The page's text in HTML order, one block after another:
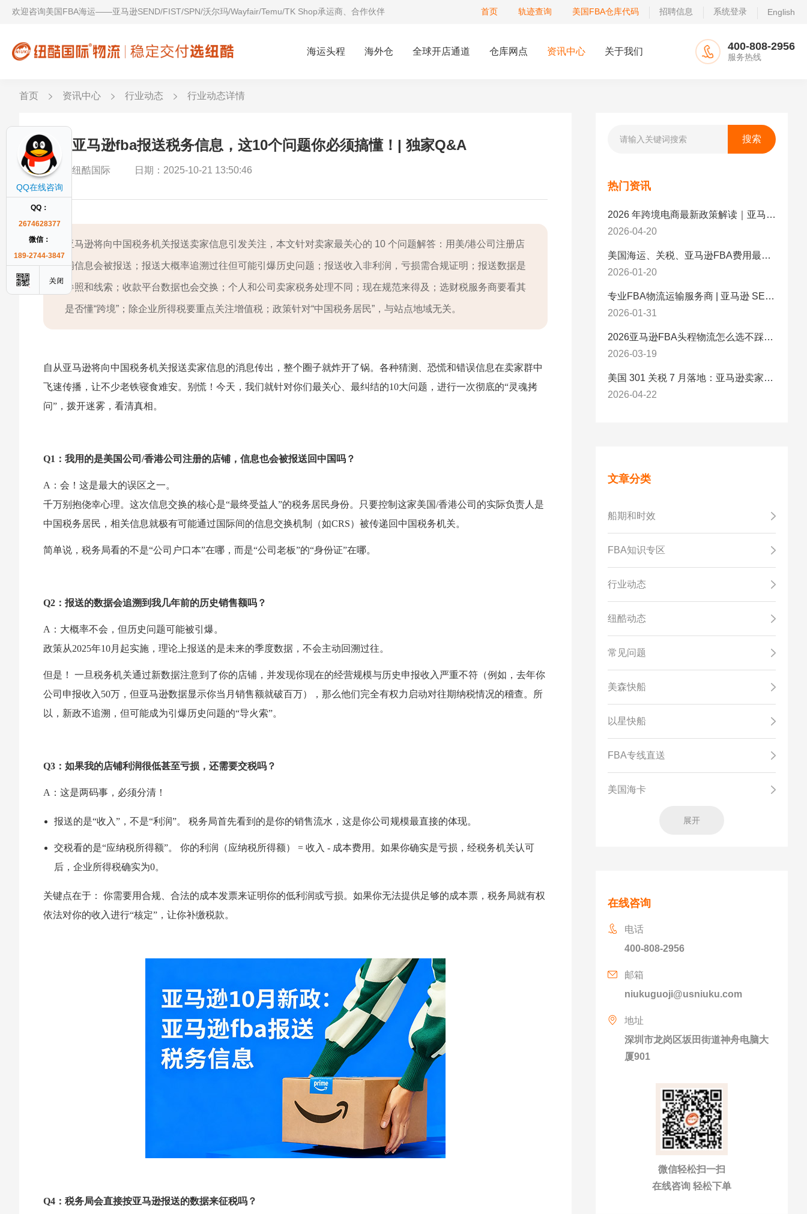
欢迎咨询美国FBA海运——亚马逊SEND/FIST/SPN/沃尔玛/Wayfair/Temu/TK Shop承运商、合作伙伴 首页 轨迹查询 美国FBA仓库代码 招聘信息 系统登录 English
海运头程 海外仓 全球开店通道 仓库网点 资讯中心 关于我们 400-808-2956
服务热线
首页 资讯中心 行业动态 行业动态详情
关于亚马逊fba报送税务信息，这10个问题你必须搞懂！| 独家Q&A
作者：纽酷国际 日期：2025-10-21 13:50:46
亚马逊将向中国税务机关报送卖家信息引发关注，本文针对卖家最关心的 10 个问题解答：用美/港公司注册店
铺信息会被报送；报送大概率追溯过往但可能引爆历史问题；报送收入非利润，亏损需合规证明；报送数据是
参照和线索；收款平台数据也会交换；个人和公司卖家税务处理不同；现在规范来得及；选财税服务商要看其
是否懂“跨境”；除企业所得税要重点关注增值税；政策针对“中国税务居民”，与站点地域无关。
自从亚马逊将向中国税务机关报送卖家信息的消息传出，整个圈子就炸开了锅。各种猜测、恐慌和错误信息在卖家群中
飞速传播，让不少老铁寝食难安。别慌！今天，我们就针对你们最关心、最纠结的10大问题，进行一次彻底的“灵魂拷
问”，拨开迷雾，看清真相。
Q1：我用的是美国公司/香港公司注册的店铺，信息也会被报送回中国吗？
A：会！这是最大的误区之一。
千万别抱侥幸心理。这次信息交换的核心是“最终受益人”的税务居民身份。只要控制这家美国/香港公司的实际负责人是
中国税务居民，相关信息就极有可能通过国际间的信息交换机制（如CRS）被传递回中国税务机关。
简单说，税务局看的不是“公司户口本”在哪，而是“公司老板”的“身份证”在哪。
Q2：报送的数据会追溯到我几年前的历史销售额吗？
A：大概率不会，但历史问题可能被引爆。
政策从2025年10月起实施，理论上报送的是未来的季度数据，不会主动回溯过往。
但是！ 一旦税务机关通过新数据注意到了你的店铺，并发现你现在的经营规模与历史申报收入严重不符（例如，去年你
公司申报收入50万，但亚马逊数据显示你当月销售额就破百万），那么他们完全有权力启动对往期纳税情况的稽查。所
以，新政不追溯，但可能成为引爆历史问题的“导火索”。
Q3：如果我的店铺利润很低甚至亏损，还需要交税吗？
A：这是两码事，必须分清！
报送的是“收入”，不是“利润”。 税务局首先看到的是你的销售流水，这是你公司规模最直接的体现。
交税看的是“应纳税所得额”。 你的利润（应纳税所得额） = 收入 - 成本费用。如果你确实是亏损，经税务机关认可
后，企业所得税确实为0。
关键点在于： 你需要用合规、合法的成本发票来证明你的低利润或亏损。如果你无法提供足够的成本票，税务局就有权
依法对你的收入进行“核定”，让你补缴税款。
Q4：税务局会直接按亚马逊报送的数据来征税吗？
热门资讯
2026 年跨境电商最新政策解读｜亚马逊卖家必看：合规、成本与物流新机遇
2026-04-20
美国海运、关税、亚马逊FBA费用最新政策解读与应对策略（2026版）
2026-01-20
专业FBA物流运输服务商 | 亚马逊 SEND 官方合作伙伴纽酷国际物流
2026-01-31
2026亚马逊FBA头程物流怎么选不踩坑？SEND/FIST/SPN官方认证物流商，只有这家敢承诺“准达率第一”
2026-03-19
美国 301 关税 7 月落地：亚马逊卖家必看的 5 项合规标准与稳交付方案
2026-04-22
文章分类
船期和时效
FBA知识专区
行业动态
纽酷动态
常见问题
美森快船
以星快船
FBA专线直送
美国海卡
展开
在线咨询
电话
400-808-2956
邮箱
niukuguoji@usniuku.com
地址
深圳市龙岗区坂田街道神舟电脑大
厦901
微信轻松扫一扫
在线咨询 轻松下单
QQ在线咨询
QQ：
2674628377
微信：
189-2744-3847